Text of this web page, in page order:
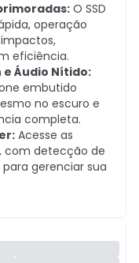
O SSD
operação
eficiência.
Áudio Nítido:
embutido
no escuro e
completa.
Acesse as
com detecção de
gerenciar sua